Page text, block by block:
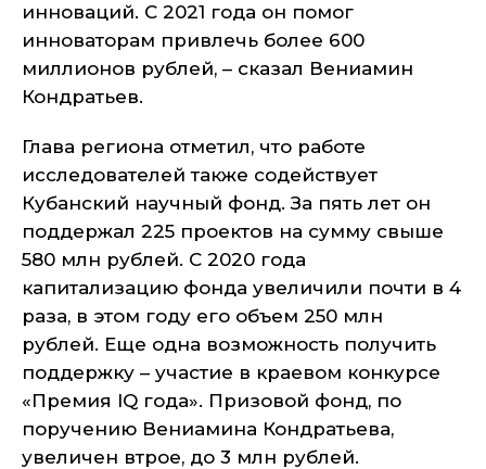
инноваций. С 2021 года он помог
инноваторам привлечь более 600
миллионов рублей, – сказал Вениамин
Кондратьев.
Глава региона отметил, что работе
исследователей также содействует
Кубанский научный фонд. За пять лет он
поддержал 225 проектов на сумму свыше
580 млн рублей. С 2020 года
капитализацию фонда увеличили почти в 4
раза, в этом году его объем 250 млн
рублей. Еще одна возможность получить
поддержку – участие в краевом конкурсе
«Премия IQ года». Призовой фонд, по
поручению Вениамина Кондратьева,
увеличен втрое, до 3 млн рублей.